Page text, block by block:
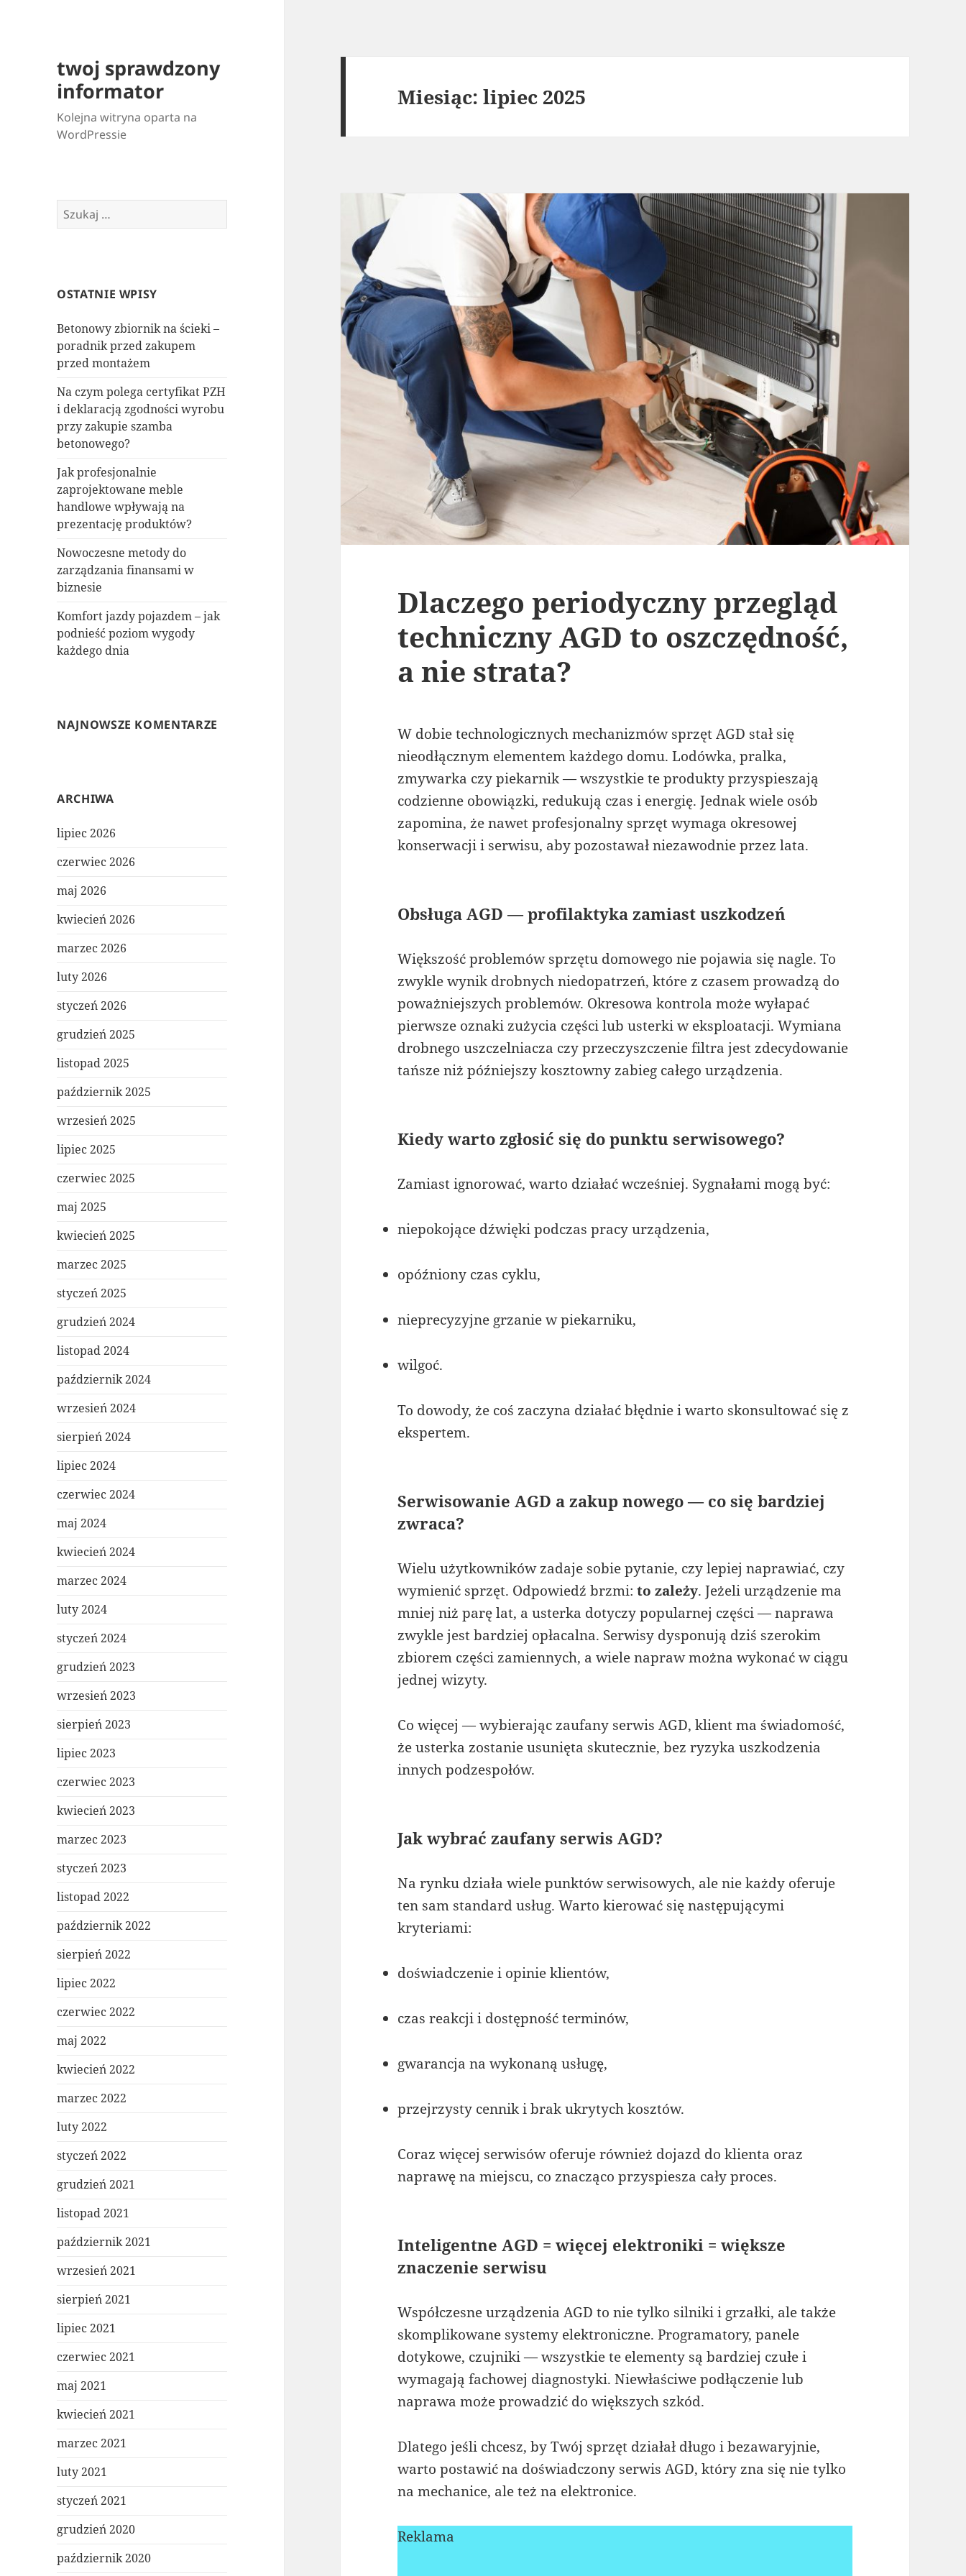
twoj sprawdzony
informator
Kolejna witryna oparta na
WordPressie
Szukaj:
OSTATNIE WPISY
Betonowy zbiornik na ścieki –
poradnik przed zakupem
przed montażem
Na czym polega certyfikat PZH
i deklaracją zgodności wyrobu
przy zakupie szamba
betonowego?
Jak profesjonalnie
zaprojektowane meble
handlowe wpływają na
prezentację produktów?
Nowoczesne metody do
zarządzania finansami w
biznesie
Komfort jazdy pojazdem – jak
podnieść poziom wygody
każdego dnia
NAJNOWSZE KOMENTARZE
ARCHIWA
lipiec 2026
czerwiec 2026
maj 2026
kwiecień 2026
marzec 2026
luty 2026
styczeń 2026
grudzień 2025
listopad 2025
październik 2025
wrzesień 2025
lipiec 2025
czerwiec 2025
maj 2025
kwiecień 2025
marzec 2025
styczeń 2025
grudzień 2024
listopad 2024
październik 2024
wrzesień 2024
sierpień 2024
lipiec 2024
czerwiec 2024
maj 2024
kwiecień 2024
marzec 2024
luty 2024
styczeń 2024
grudzień 2023
wrzesień 2023
sierpień 2023
lipiec 2023
czerwiec 2023
kwiecień 2023
marzec 2023
styczeń 2023
listopad 2022
październik 2022
sierpień 2022
lipiec 2022
czerwiec 2022
maj 2022
kwiecień 2022
marzec 2022
luty 2022
styczeń 2022
grudzień 2021
listopad 2021
październik 2021
wrzesień 2021
sierpień 2021
lipiec 2021
czerwiec 2021
maj 2021
kwiecień 2021
marzec 2021
luty 2021
styczeń 2021
grudzień 2020
październik 2020
Miesiąc:lipiec 2025
Dlaczego periodyczny przegląd
techniczny AGD to oszczędność,
a nie strata?
W dobie technologicznych mechanizmów sprzęt AGD stał się
nieodłącznym elementem każdego domu. Lodówka, pralka,
zmywarka czy piekarnik — wszystkie te produkty przyspieszają
codzienne obowiązki, redukują czas i energię. Jednak wiele osób
zapomina, że nawet profesjonalny sprzęt wymaga okresowej
konserwacji i serwisu, aby pozostawał niezawodnie przez lata.
Obsługa AGD — profilaktyka zamiast uszkodzeń
Większość problemów sprzętu domowego nie pojawia się nagle. To
zwykle wynik drobnych niedopatrzeń, które z czasem prowadzą do
poważniejszych problemów. Okresowa kontrola może wyłapać
pierwsze oznaki zużycia części lub usterki w eksploatacji. Wymiana
drobnego uszczelniacza czy przeczyszczenie filtra jest zdecydowanie
tańsze niż późniejszy kosztowny zabieg całego urządzenia.
Kiedy warto zgłosić się do punktu serwisowego?
Zamiast ignorować, warto działać wcześniej. Sygnałami mogą być:
niepokojące dźwięki podczas pracy urządzenia,
opóźniony czas cyklu,
nieprecyzyjne grzanie w piekarniku,
wilgoć.
To dowody, że coś zaczyna działać błędnie i warto skonsultować się z
ekspertem.
Serwisowanie AGD a zakup nowego — co się bardziej
zwraca?
Wielu użytkowników zadaje sobie pytanie, czy lepiej naprawiać, czy
wymienić sprzęt. Odpowiedź brzmi:to zależy. Jeżeli urządzenie ma
mniej niż parę lat, a usterka dotyczy popularnej części — naprawa
zwykle jest bardziej opłacalna. Serwisy dysponują dziś szerokim
zbiorem części zamiennych, a wiele napraw można wykonać w ciągu
jednej wizyty.
Co więcej — wybierając zaufany serwis AGD, klient ma świadomość,
że usterka zostanie usunięta skutecznie, bez ryzyka uszkodzenia
innych podzespołów.
Jak wybrać zaufany serwis AGD?
Na rynku działa wiele punktów serwisowych, ale nie każdy oferuje
ten sam standard usług. Warto kierować się następującymi
kryteriami:
doświadczenie i opinie klientów,
czas reakcji i dostępność terminów,
gwarancja na wykonaną usługę,
przejrzysty cennik i brak ukrytych kosztów.
Coraz więcej serwisów oferuje również dojazd do klienta oraz
naprawę na miejscu, co znacząco przyspiesza cały proces.
Inteligentne AGD = więcej elektroniki = większe
znaczenie serwisu
Współczesne urządzenia AGD to nie tylko silniki i grzałki, ale także
skomplikowane systemy elektroniczne. Programatory, panele
dotykowe, czujniki — wszystkie te elementy są bardziej czułe i
wymagają fachowej diagnostyki. Niewłaściwe podłączenie lub
naprawa może prowadzić do większych szkód.
Dlatego jeśli chcesz, by Twój sprzęt działał długo i bezawaryjnie,
warto postawić na doświadczony serwis AGD, który zna się nie tylko
na mechanice, ale też na elektronice.
Reklama